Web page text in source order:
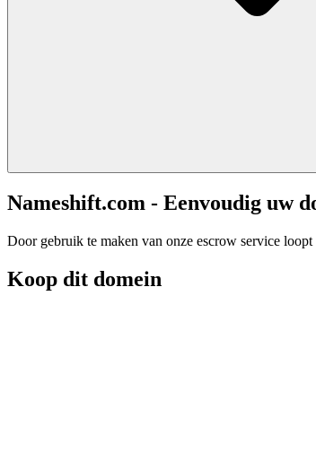
Nameshift.com - Eenvoudig uw
Door gebruik te maken van onze escrow service
Koop dit domein